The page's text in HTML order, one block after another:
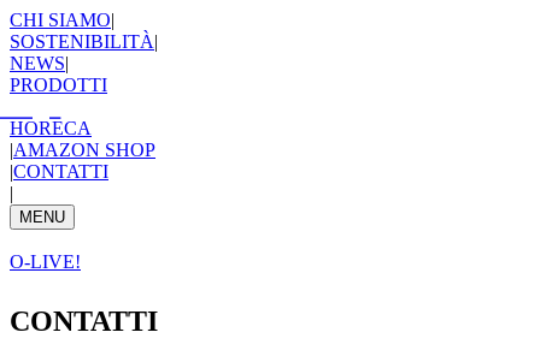
CHI SIAMO|
SOSTENIBILITÀ|
NEWS|
PRODOTTI
HORECA
|AMAZON SHOP
|CONTATTI
|
MENU
O-LIVE!
CONTATTI